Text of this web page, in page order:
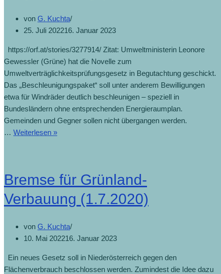
von G. Kuchta
25. Juli 202216. Januar 2023
https://orf.at/stories/3277914/ Zitat: Umweltministerin Leonore
Gewessler (Grüne) hat die Novelle zum
Umweltverträglichkeitsprüfungsgesetz in Begutachtung geschickt.
Das „Beschleunigungspaket“ soll unter anderem Bewilligungen
etwa für Windräder deutlich beschleunigen – speziell in
Bundesländern ohne entsprechenden Energieraumplan.
Gemeinden und Gegner sollen nicht übergangen werden.
… Weiterlesen »
Bremse für Grünland-
Verbauung (1.7.2020)
von G. Kuchta
10. Mai 202216. Januar 2023
Ein neues Gesetz soll in Niederösterreich gegen den
Flächenverbrauch beschlossen werden. Zumindest die Idee dazu